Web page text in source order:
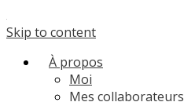
Skip to content
À propos
Moi
Mes collaborateurs